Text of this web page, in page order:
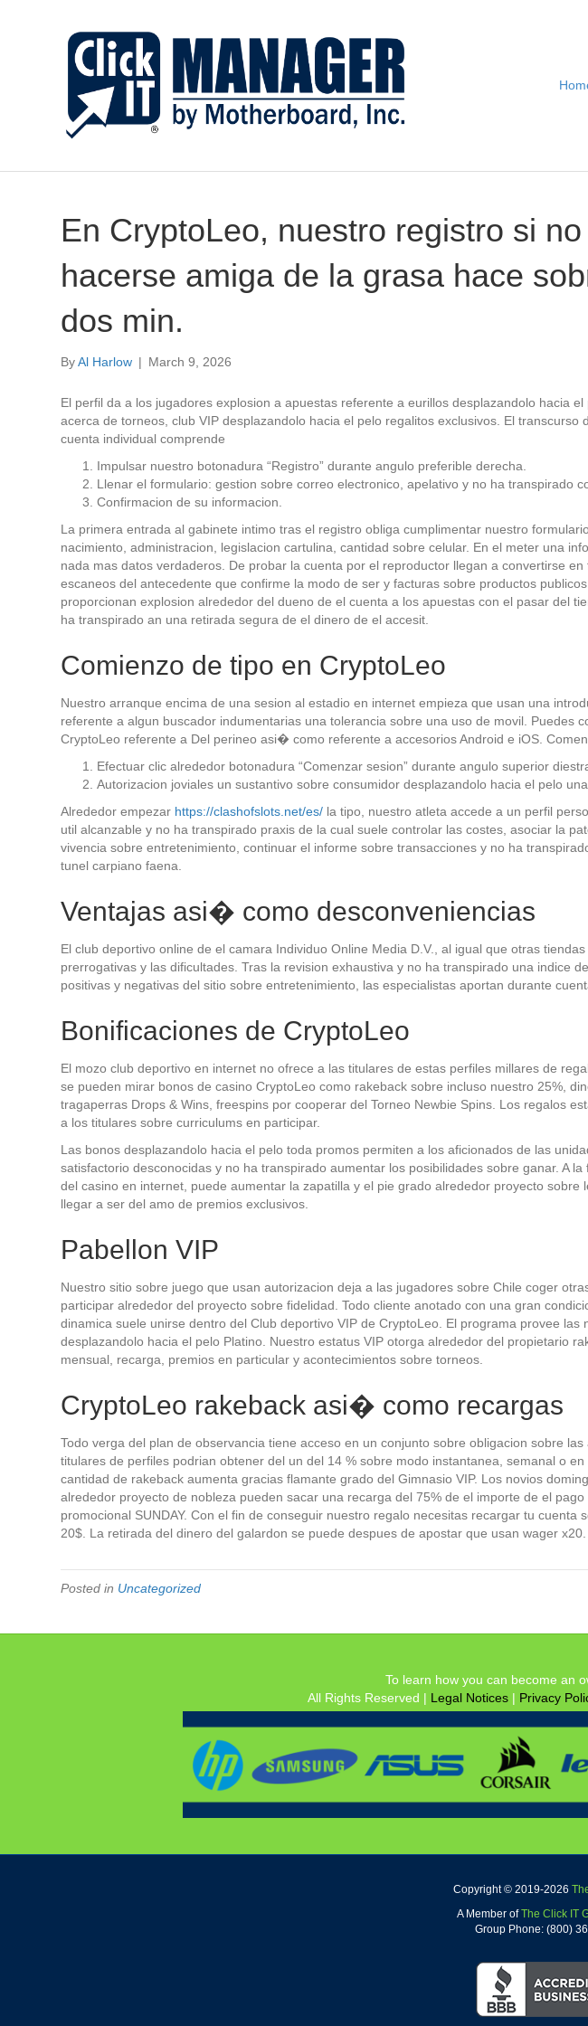
En CryptoLeo, nuestro registro si
hacerse amiga de la grasa hace
dos min.
ByAl Harlow | March 9, 2026
El perfil da a los jugadores explosion a apuestas referente a eurillos desplazandolo hacia
acerca de torneos, club VIP desplazandolo hacia el pelo regalitos exclusivos. El transcurso
cuenta individual comprende
Impulsar nuestro botonadura “Registro” durante angulo preferible derecha.
Llenar el formulario: gestion sobre correo electronico, apelativo y no ha transpirado
Confirmacion de su informacion.
La primera entrada al gabinete intimo tras el registro obliga cumplimentar nuestro
nacimiento, administracion, legislacion cartulina, cantidad sobre celular. En el meter una
nada mas datos verdaderos. De probar la cuenta por el reproductor llegan a convertirse
escaneos del antecedente que confirme la modo de ser y facturas sobre productos
proporcionan explosion alrededor del dueno de el cuenta a los apuestas con el pasar del
ha transpirado an una retirada segura de el dinero de el accesit.
Comienzo de tipo en CryptoLeo
Nuestro arranque encima de una sesion al estadio en internet empieza que usan una
referente a algun buscador indumentarias una tolerancia sobre una uso de movil. Puedes
CryptoLeo referente a Del perineo asi� como referente a accesorios Android e iOS.
Efectuar clic alrededor botonadura “Comenzar sesion” durante angulo superior
Autorizacion joviales un sustantivo sobre consumidor desplazandolo hacia el pelo
Alrededor empezar https://clashofslots.net/es/ la tipo, nuestro atleta accede a un perfil
util alcanzable y no ha transpirado praxis de la cual suele controlar las costes, asociar la
vivencia sobre entretenimiento, continuar el informe sobre transacciones y no ha
tunel carpiano faena.
Ventajas asi� como desconveniencias
El club deportivo online de el camara Individuo Online Media D.V., al igual que otras
prerrogativas y las dificultades. Tras la revision exhaustiva y no ha transpirado una indice
positivas y negativas del sitio sobre entretenimiento, las especialistas aportan durante
Bonificaciones de CryptoLeo
El mozo club deportivo en internet no ofrece a las titulares de estas perfiles millares de
se pueden mirar bonos de casino CryptoLeo como rakeback sobre incluso nuestro 25%,
tragaperras Drops & Wins, freespins por cooperar del Torneo Newbie Spins. Los regalos
a los titulares sobre curriculums en participar.
Las bonos desplazandolo hacia el pelo toda promos permiten a los aficionados de las
satisfactorio desconocidas y no ha transpirado aumentar los posibilidades sobre ganar. A
del casino en internet, puede aumentar la zapatilla y el pie grado alrededor proyecto sobre
llegar a ser del amo de premios exclusivos.
Pabellon VIP
Nuestro sitio sobre juego que usan autorizacion deja a las jugadores sobre Chile coger
participar alrededor del proyecto sobre fidelidad. Todo cliente anotado con una gran
dinamica suele unirse dentro del Club deportivo VIP de CryptoLeo. El programa provee las
desplazandolo hacia el pelo Platino. Nuestro estatus VIP otorga alrededor del propietario
mensual, recarga, premios en particular y acontecimientos sobre torneos.
CryptoLeo rakeback asi� como recargas
Todo verga del plan de observancia tiene acceso en un conjunto sobre obligacion sobre
titulares de perfiles podrian obtener del un del 14 % sobre modo instantanea, semanal o
cantidad de rakeback aumenta gracias flamante grado del Gimnasio VIP. Los novios
alrededor proyecto de nobleza pueden sacar una recarga del 75% de el importe de el
promocional SUNDAY. Con el fin de conseguir nuestro regalo necesitas recargar tu cuenta
20$. La retirada del dinero del galardon se puede despues de apostar que usan wager x20.
Posted in Uncategorized
To learn how you can become an
All Rights Reserved | Legal Notices| Privacy
Copyright © 2019-2026
A Member ofThe Click IT
Group Phone: (800)